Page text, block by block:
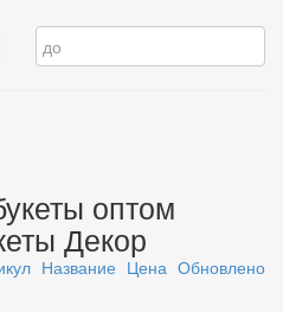
оптом
Декор
Название Цена Обновлено